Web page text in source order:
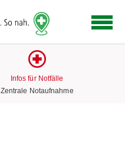
Link
zur
Infos für Notfälle
Zentrale Notaufnahme